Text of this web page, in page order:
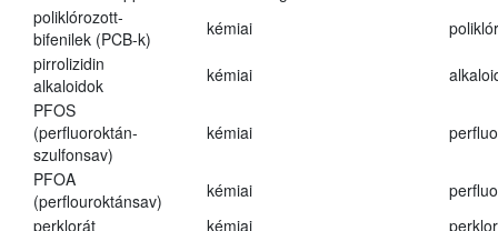
poliklórozott-
bifenilek (PCB-k)
kémiai
pirrolizidin
alkaloidok
kémiai
PFOS
(perfluoroktán-
szulfonsav)
kémiai
PFOA
(perflouroktánsav)
kémiai
perklorát
kémiai